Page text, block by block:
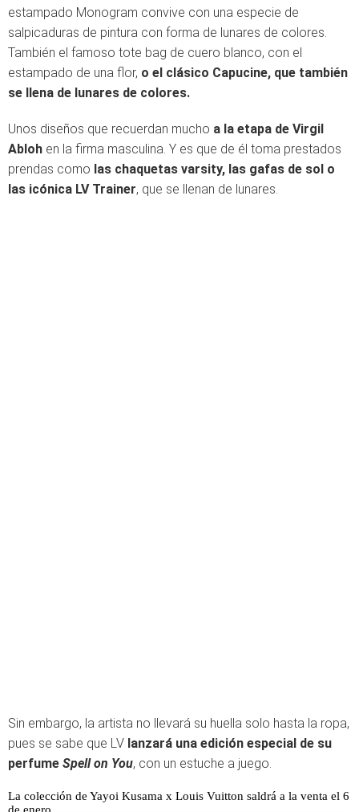
estampado Monogram convive con una especie de
salpicaduras de pintura con forma de lunares de colores.
También el famoso tote bag de cuero blanco, con el
estampado de una flor, o el clásico Capucine, que también
se llena de lunares de colores.
Unos diseños que recuerdan mucho a la etapa de Virgil
Abloh en la firma masculina. Y es que de él toma prestados
prendas como las chaquetas varsity, las gafas de sol o
las icónica LV Trainer, que se llenan de lunares.
Sin embargo, la artista no llevará su huella solo hasta la ropa,
pues se sabe que LV lanzará una edición especial de su
perfume Spell on You, con un estuche a juego.
La colección de Yayoi Kusama x Louis Vuitton saldrá a la venta el 6